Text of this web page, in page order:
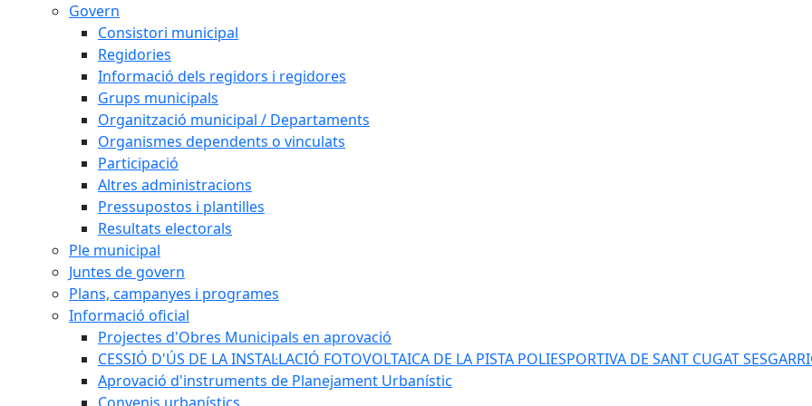
Govern
Consistori municipal
Regidories
Informació dels regidors i regidores
Grups municipals
Organització municipal / Departaments
Organismes dependents o vinculats
Participació
Altres administracions
Pressupostos i plantilles
Resultats electorals
Ple municipal
Juntes de govern
Plans, campanyes i programes
Informació oficial
Projectes d'Obres Municipals en aprovació
CESSIÓ D'ÚS DE LA INSTAL·LACIÓ FOTOVOLTAICA DE LA PISTA POLIESPORTIVA DE SANT CUGAT
Aprovació d'instruments de Planejament Urbanístic